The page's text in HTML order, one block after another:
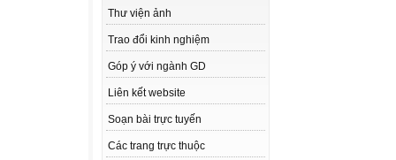
Thư viện ảnh
Trao đổi kinh nghiệm
Góp ý với ngành GD
Liên kết website
Soạn bài trực tuyến
Các trang trực thuộc